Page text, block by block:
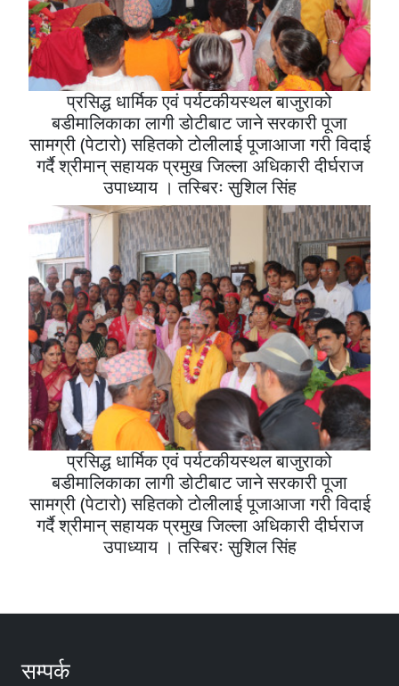
प्रसिद्ध धार्मिक एवं पर्यटकीयस्थल बाजुराको
बडीमालिकाका लागी डोटीबाट जाने सरकारी पूजा
सामग्री (पेटारो) सहितको टोलीलाई पूजाआजा गरी विदाई
गर्दै श्रीमान् सहायक प्रमुख जिल्ला अधिकारी दीर्घराज
उपाध्याय । तस्बिरः सुशिल सिंह
प्रसिद्ध धार्मिक एवं पर्यटकीयस्थल बाजुराको
बडीमालिकाका लागी डोटीबाट जाने सरकारी पूजा
सामग्री (पेटारो) सहितको टोलीलाई पूजाआजा गरी विदाई
गर्दै श्रीमान् सहायक प्रमुख जिल्ला अधिकारी दीर्घराज
उपाध्याय । तस्बिरः सुशिल सिंह
सम्पर्क